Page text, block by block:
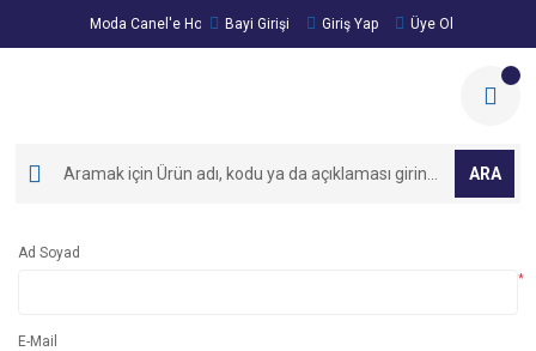
Moda Canel'e Hoşgeldiniz!
Bayi Girişi Giriş Yap Üye Ol
ARA
Ad Soyad
*
E-Mail